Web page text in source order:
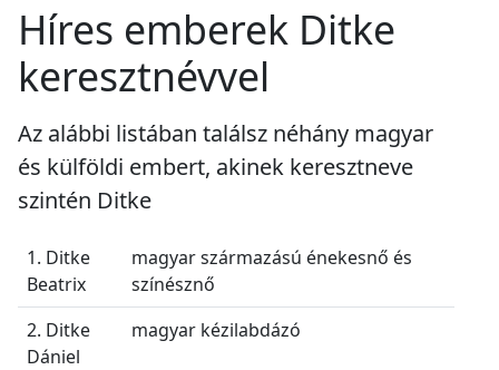
Híres emberek Ditke
keresztnévvel
Az alábbi listában találsz néhány magyar
és külföldi embert, akinek keresztneve
szintén Ditke
1. Ditke
Beatrix
magyar származású énekesnő és
színésznő
2. Ditke
Dániel
magyar kézilabdázó